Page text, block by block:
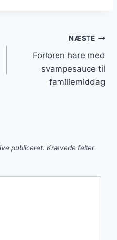
NÆSTE
Forloren hare med
svampesauce til
familiemiddag
publiceret. Krævede felter